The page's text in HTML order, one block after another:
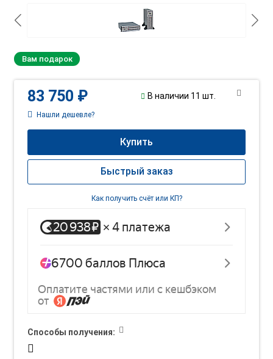
Вам подарок
83 750 ₽ В наличии 11 шт.
Нашли дешевле?
Купить
Быстрый заказ
Как получить счёт или КП?
Способы получения: